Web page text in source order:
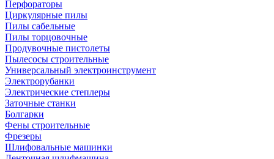
Перфораторы
Циркулярные пилы
Пилы сабельные
Пилы торцовочные
Продувочные пистолеты
Пылесосы строительные
Универсальный электроинструмент
Электрорубанки
Электрические степлеры
Заточные станки
Болгарки
Фены строительные
Фрезеры
Шлифовальные машинки